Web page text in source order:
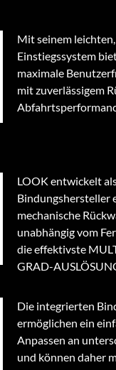
Mit seinem
Einstiegssystem
maximale
mit zuverlässigem
LOOK entwickelt
Bindungshersteller
mechanische
unabhängig vom
die effektivste
GRAD-
Die integrierten
ermöglichen ein
Anpassen an
und können daher